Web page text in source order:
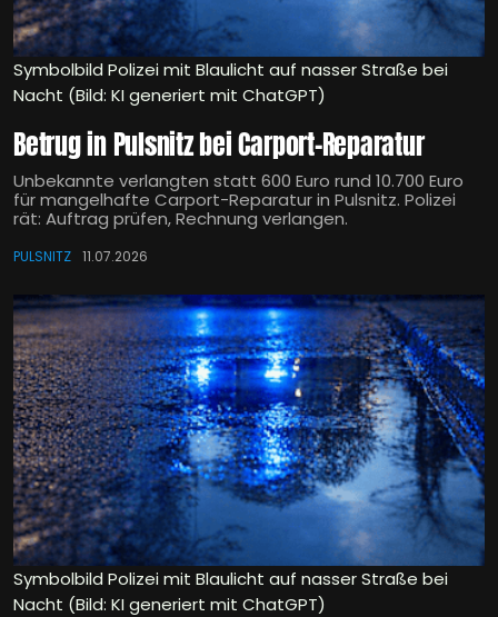
Symbolbild Polizei mit Blaulicht auf nasser Straße bei
Nacht (Bild: KI generiert mit ChatGPT)
Betrug in Pulsnitz bei Carport-Reparatur
Unbekannte verlangten statt 600 Euro rund 10.700 Euro
für mangelhafte Carport-Reparatur in Pulsnitz. Polizei
rät: Auftrag prüfen, Rechnung verlangen.
PULSNITZ 11.07.2026
Symbolbild Polizei mit Blaulicht auf nasser Straße bei
Nacht (Bild: KI generiert mit ChatGPT)